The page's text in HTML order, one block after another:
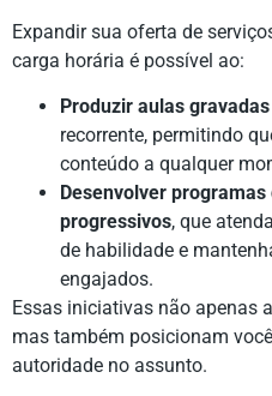
Expandir sua oferta de
carga horária é possível ao:
Produzir aulas gravadas
recorrente, permitindo
conteúdo a qualquer
Desenvolver
progressivos, que
de habilidade e
engajados.
Essas iniciativas não apenas
mas também posicionam
autoridade no assunto.